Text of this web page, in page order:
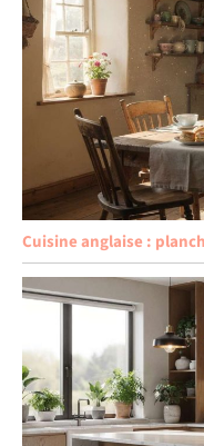
Cuisine anglaise :